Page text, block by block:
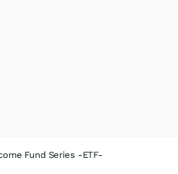
Fund Series -ETF-